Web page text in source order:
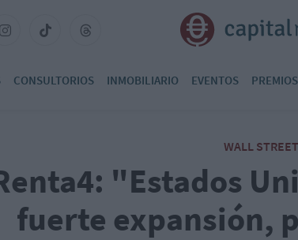
CONSULTORIOS INMOBILIARIO EVENTOS PREMIOS
WALL STREET
"Estados
fuerte expansión,